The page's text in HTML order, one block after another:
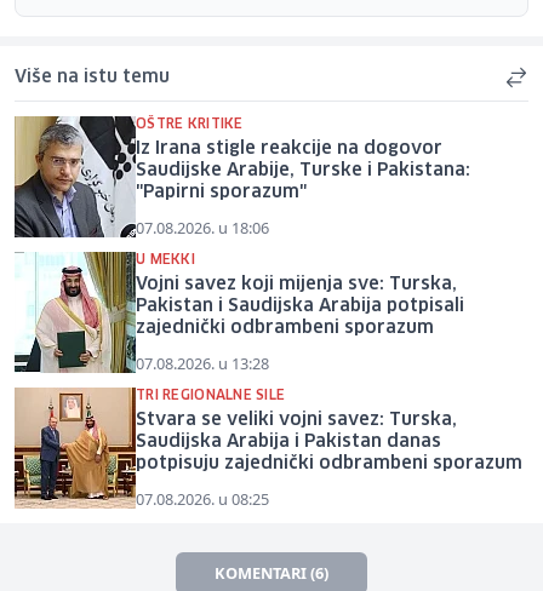
Više na istu temu
OŠTRE KRITIKE
Iz Irana stigle reakcije na dogovor
Saudijske Arabije, Turske i Pakistana:
"Papirni sporazum"
07.08.2026. u 18:06
U MEKKI
Vojni savez koji mijenja sve: Turska,
Pakistan i Saudijska Arabija potpisali
zajednički odbrambeni sporazum
07.08.2026. u 13:28
TRI REGIONALNE SILE
Stvara se veliki vojni savez: Turska,
Saudijska Arabija i Pakistan danas
potpisuju zajednički odbrambeni sporazum
07.08.2026. u 08:25
KOMENTARI (6)